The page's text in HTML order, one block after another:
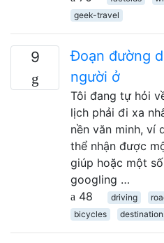
geek-travel
9
Đoạn đường
người ở
Tôi đang tự hỏi
lịch phải đi xa
nền văn minh, ví
thể nhận được
giúp hoặc một
googling …
48
driving
bicycles